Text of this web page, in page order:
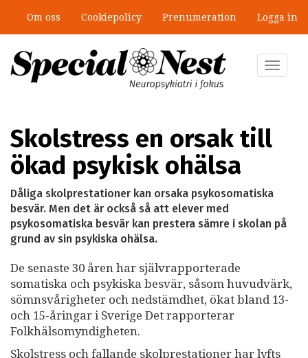
huvudinnehåll
Om oss Cookiepolicy Prenumeration Logga in
Toggle
Skolstress en orsak till
ökad psykisk ohälsa
Dåliga skolprestationer kan orsaka psykosomatiska
besvär. Men det är också så att elever med
psykosomatiska besvär kan prestera sämre i skolan på
grund av sin psykiska ohälsa.
De senaste 30 åren har självrapporterade
somatiska och psykiska besvär, såsom huvudvärk,
sömnsvårigheter och nedstämdhet, ökat bland 13-
och 15-åringar i Sverige Det rapporterar
Folkhälsomyndigheten.
Skolstress och fallande skolprestationer har lyfts
”Jobbet gick bra – just därför togs
stödet bort”